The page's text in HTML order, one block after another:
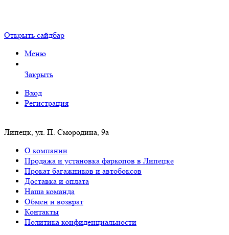
Открыть сайдбар
Меню
Закрыть
Вход
Регистрация
Липецк, ул. П. Смородина, 9а
О компании
Продажа и установка фаркопов в Липецке
Прокат багажников и автобоксов
Доставка и оплата
Наша команда
Обмен и возврат
Контакты
Политика конфиденциальности